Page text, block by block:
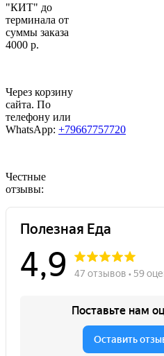
"КИТ" до
терминала от
суммы заказа
4000 р.
Через корзину
сайта. По
телефону или
WhatsApp: +79667757720
Честные
отзывы: